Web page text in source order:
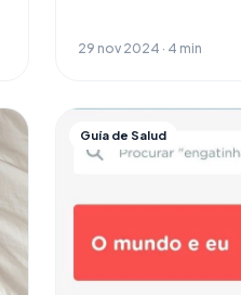
29 nov 2024 · 4 min
Guía de Salud